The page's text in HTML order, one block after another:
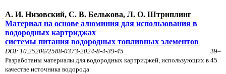
А. И. Низовский, С. В. Белькова, Л. О. Штриплинг
Материал на основе алюминия для использования в
водородных картриджах
системы питания водородных топливных элементов
DOI: 10.25206/2588-0373-2024-8-4-39-45
Разработаны материалы для водородных картриджей, использующих в
качестве источника водорода
39–
45